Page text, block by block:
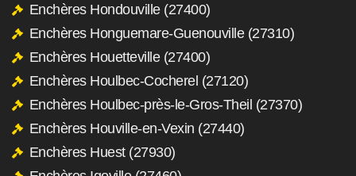
Enchères Hondouville (27400)
Enchères Honguemare-Guenouville (27310)
Enchères Houetteville (27400)
Enchères Houlbec-Cocherel (27120)
Enchères Houlbec-près-le-Gros-Theil (27370)
Enchères Houville-en-Vexin (27440)
Enchères Huest (27930)